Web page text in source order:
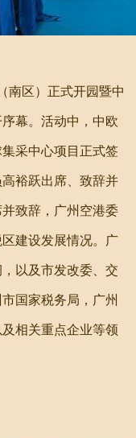
南区）正式开园暨中
幕。活动中，中欧
采中心项目正式签
裕跃出席、致辞并
致辞，广州空港委
建设发展情况。广
以及市发改委、交
国家税务局，广州
相关重点企业等领